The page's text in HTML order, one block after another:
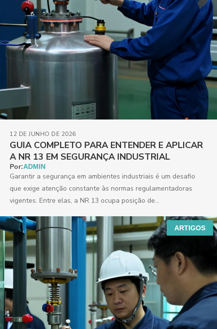
GUIA COMPLETO PARA ENTENDER E APLICAR
A NR 13 EM SEGURANÇA INDUSTRIAL
12 DE JUNHO DE 2026
Por:ADMIN
Garantir a segurança em ambientes industriais é um desafio
que exige atenção constante às normas regulamentadoras
vigentes. Entre elas, a NR 13 ocupa posição de...
ARTIGOS